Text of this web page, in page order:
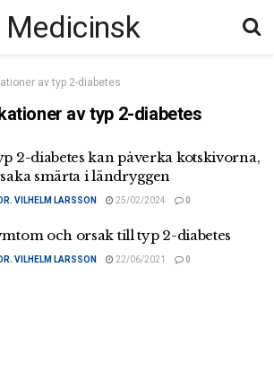
Medicinsk
av typ 2-diabetes
av typ 2-diabetes
2-diabetes kan påverka kotskivorna,
smärta i ländryggen
DR. VILHELM LARSSON 25/02/2024 0
och orsak till typ 2-diabetes
DR. VILHELM LARSSON 22/06/2021 0